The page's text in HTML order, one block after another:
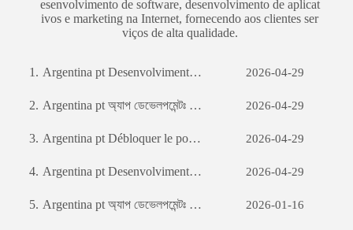
esenvolvimento de software, desenvolvimento de aplicat
ivos e marketing na Internet, fornecendo aos clientes ser
viços de alta qualidade.
1. Argentina pt Desenvolvimento de sites de comércio externo: um guia abrangente 2026-04-29
2. Argentina pt অ্যাপ ডেভেলপমেন্টঃ একটি সফল মোবাইল অ্যাপ্লিকেশন তৈরির যাত্রা 2026-04-29
3. Argentina pt Débloquer le potentiel des entreprises: le pouvoir du développement de logiciels personnalisés 2026-04-29
4. Argentina pt Desenvolvimento de sites de comércio externo: um guia abrangente 2026-04-29
5. Argentina pt অ্যাপ ডেভেলপমেন্টঃ একটি সফল মোবাইল অ্যাপ্লিকেশন তৈরির যাত্রা 2026-01-16